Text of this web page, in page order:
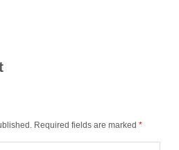
Required fields are marked*